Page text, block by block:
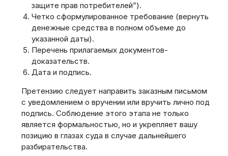
защите прав потребителей”).
Четко сформулированное требование (вернуть
денежные средства в полном объеме до
указанной даты).
Перечень прилагаемых документов-
доказательств.
Дата и подпись.
Претензию следует направить заказным письмом
с уведомлением о вручении или вручить лично под
подпись. Соблюдение этого этапа не только
является формальностью, но и укрепляет вашу
позицию в глазах суда в случае дальнейшего
разбирательства.